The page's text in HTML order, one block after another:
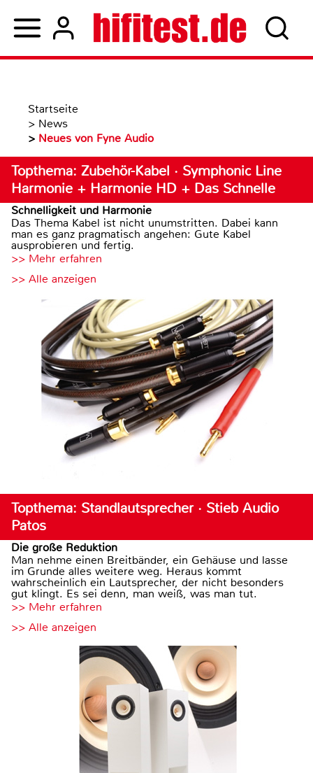
Startseite
> News
> Neues von Fyne Audio
Topthema: Zubehör-Kabel · Symphonic Line
Harmonie + Harmonie HD + Das Schnelle
Schnelligkeit und Harmonie
Das Thema Kabel ist nicht unumstritten. Dabei kann
man es ganz pragmatisch angehen: Gute Kabel
ausprobieren und fertig.
>> Mehr erfahren
>> Alle anzeigen
Topthema: Standlautsprecher · Stieb Audio
Patos
Die große Reduktion
Man nehme einen Breitbänder, ein Gehäuse und lasse
im Grunde alles weitere weg. Heraus kommt
wahrscheinlich ein Lautsprecher, der nicht besonders
gut klingt. Es sei denn, man weiß, was man tut.
>> Mehr erfahren
>> Alle anzeigen